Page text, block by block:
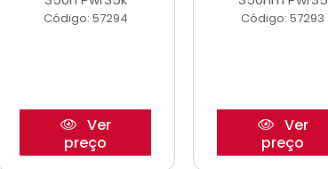
Código: 57294
Ver
preço
Código: 57293
Ver
preço